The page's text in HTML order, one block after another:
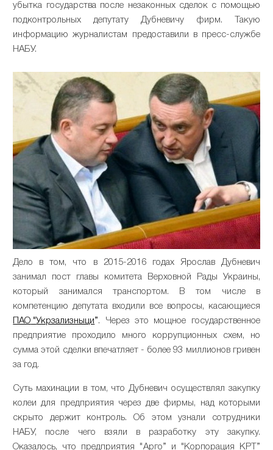
убытка государства после незаконных сделок с помощью
подконтрольных
депутату Дубневичу фирм.
Такую
информацию журналистам предоставили в пресс-службе
НАБУ.
Дело в том, что в 2015-2016 годах Ярослав
Дубневич
занимал
пост главы комитета Верховной Рады Украины,
который занимался транспортом. В том числе
в
компетенцию депутата входили все вопросы, касающиеся
ПАО "Укрзализныци”. Через это мощное
государственное
предприятие
проходило много коррупционных схем, но
сумма этой сделки впечатляет- более 93 миллионов гривен
за год.
Суть махинации в том, что Дубневич осуществлял закупку
колеи
для предприятия через две фирмы, над
которыми
скрыто
держит контроль. Об этом узнали
сотрудники
НАБУ, после чего взяли в разработку эту закупку.
Оказалось, что предприятия "Арго” и " Корпорация КРТ ”